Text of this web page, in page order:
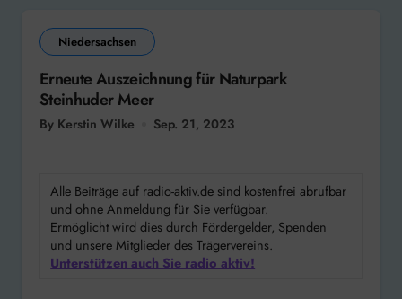
Niedersachsen
Erneute Auszeichnung für Naturpark
Steinhuder Meer
By Kerstin Wilke Sep. 21, 2023
Alle Beiträge auf radio-aktiv.de sind kostenfrei abrufbar
und ohne Anmeldung für Sie verfügbar.
Ermöglicht wird dies durch Fördergelder, Spenden
und unsere Mitglieder des Trägervereins.
Unterstützen auch Sie radio aktiv!